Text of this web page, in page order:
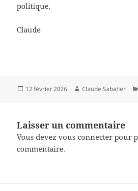
politique.
Claude
Publié
12 février 2026 Auteur
Claude Sabatier
Laisser un commentaire
Vous devezvous connecter pour
commentaire.